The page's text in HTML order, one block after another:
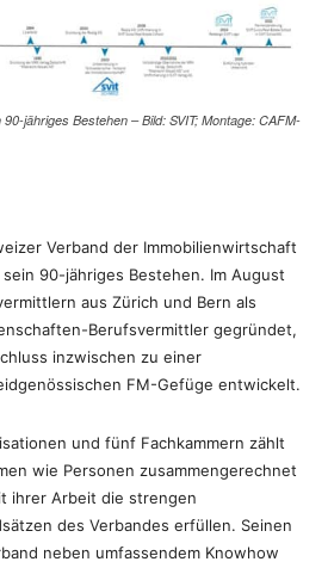
jähriges Bestehen – Bild: SVIT; Montage: CAFM-
Verband der Immobilienwirtschaft
90-jähriges Bestehen. Im August
aus Zürich und Bern als
Berufsvermittler gegründet,
inzwischen zu einer
FM-Gefüge entwickelt.
und fünf Fachkammern zählt
wie Personen zusammengerechnet
ihrer Arbeit die strengen
des Verbandes erfüllen. Seinen
neben umfassendem Knowhow